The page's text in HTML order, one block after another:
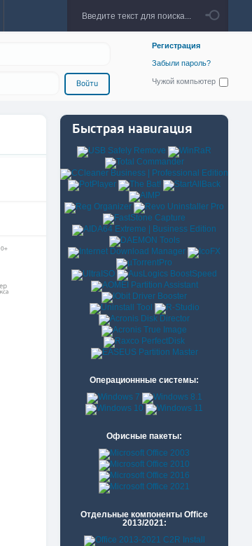
Войти
Регистрация
Забыли пароль?
Чужой компьютер
Быстрая навигация
Операционнные системы:
Офисные пакеты:
Отдельные компоненты Office
2013/2021: